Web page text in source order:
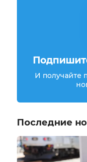
И получайте
Последние